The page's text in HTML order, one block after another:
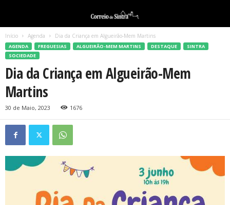
Início Agenda Dia da Criança em Algueirão-Mem Martins
AGENDA FREGUESIAS ALGUEIRÃO-MEM MARTINS DESTAQUE
SINTRA
SOCIEDADE
Dia da Criança em Algueirão-Mem
Martins
30 de Maio, 2023 1676